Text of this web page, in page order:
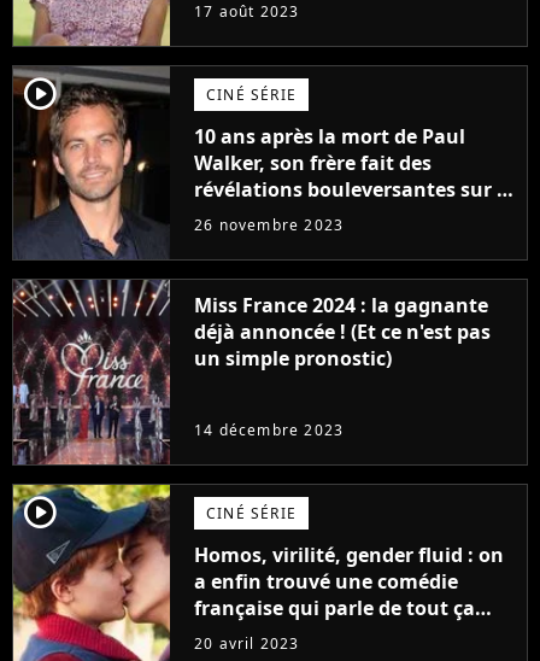
17 août 2023
player2 CINÉ SÉRIE
10 ans après la mort de Paul
Walker, son frère fait des
révélations bouleversantes sur la
réaction des acteurs de Fast and
26 novembre 2023
Miss France 2024 : la gagnante
déjà annoncée ! (Et ce n'est pas
un simple pronostic)
14 décembre 2023
player2 CINÉ SÉRIE
Homos, virilité, gender fluid : on
a enfin trouvé une comédie
française qui parle de tout ça
sans être super ringarde
20 avril 2023